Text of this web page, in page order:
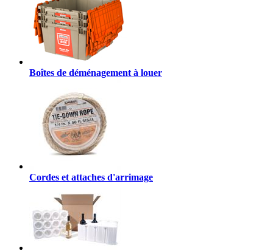
Boîtes de déménagement à louer
Cordes et attaches d'arrimage